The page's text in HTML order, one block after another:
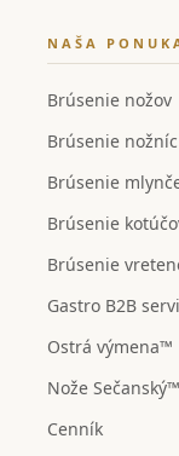
NAŠA
Brúsenie nožov
Brúsenie nožníc
Brúsenie
Brúsenie
Brúsenie
Gastro B2B
Ostrá výmena™
Nože Sečanský™
Cenník